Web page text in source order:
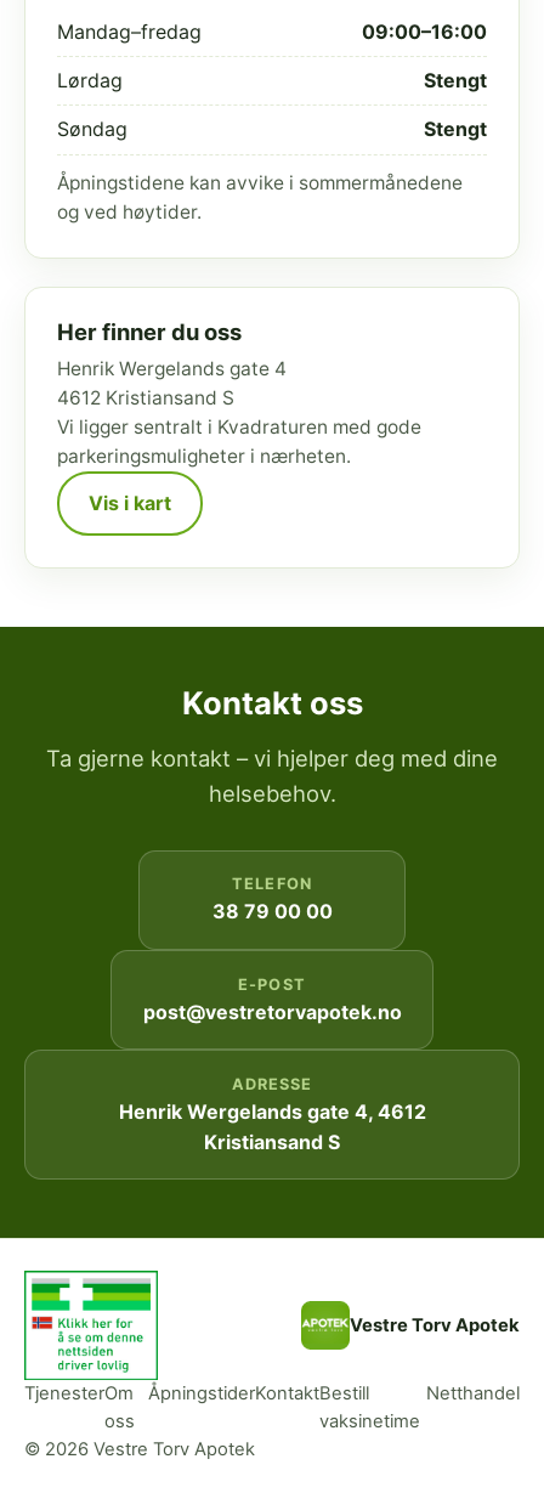
Mandag–fredag 09:00–16:00
Lørdag Stengt
Søndag Stengt
Åpningstidene kan avvike i sommermånedene
og ved høytider.
Her finner du oss
Henrik Wergelands gate 4
4612 Kristiansand S
Vi ligger sentralt i Kvadraturen med gode
parkeringsmuligheter i nærheten.
Vis i kart
Kontakt oss
Ta gjerne kontakt – vi hjelper deg med dine
helsebehov.
TELEFON
38 79 00 00
E-POST
post@vestretorvapotek.no
ADRESSE
Henrik Wergelands gate 4, 4612
Kristiansand S
Vestre Torv Apotek
TjenesterOm
oss
ÅpningstiderKontaktBestill
vaksinetime
Netthandel
© 2026 Vestre Torv Apotek